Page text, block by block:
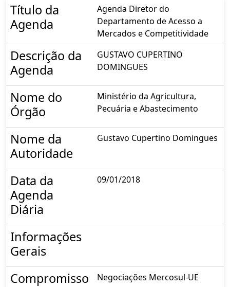
Título da
Agenda
Agenda Diretor do
Departamento de Acesso a
Mercados e Competitividade
Descrição da
Agenda
GUSTAVO CUPERTINO
DOMINGUES
Nome do
Órgão
Ministério da Agricultura,
Pecuária e Abastecimento
Nome da
Autoridade
Gustavo Cupertino Domingues
Data da
Agenda
Diária
09/01/2018
Informações
Gerais
Compromisso
Negociações Mercosul-UE